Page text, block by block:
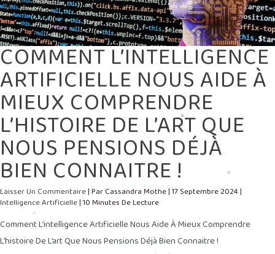
COMMENT L’INTELLIGENCE
ARTIFICIELLE NOUS AIDE À
MIEUX COMPRENDRE
L’HISTOIRE DE L’ART QUE
NOUS PENSIONS DÉJÀ
BIEN CONNAITRE !
Laisser Un Commentaire| ParCassandra Mothe|17 Septembre 2024|
Intelligence Artificielle|10 Minutes De Lecture
Comment L’intelligence Artificielle Nous Aide À Mieux Comprendre
L’histoire De L’art Que Nous Pensions Déjà Bien Connaitre !
DÉJÀ
BIEN
CONNAITRE
!